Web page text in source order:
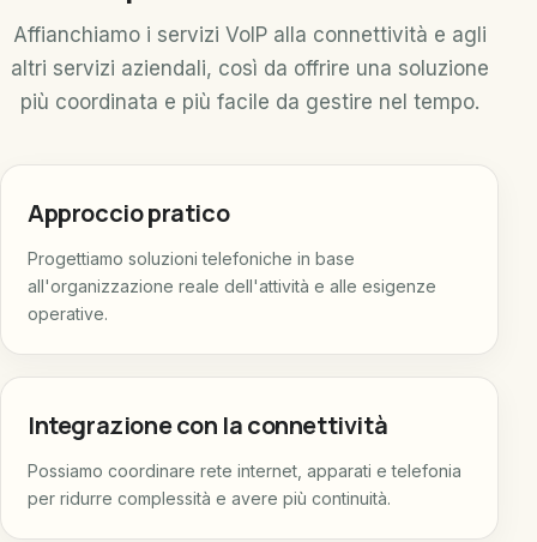
Affianchiamo i servizi VoIP alla connettività e agli
altri servizi aziendali, così da offrire una soluzione
più coordinata e più facile da gestire nel tempo.
Approccio pratico
Progettiamo soluzioni telefoniche in base
all'organizzazione reale dell'attività e alle esigenze
operative.
Integrazione con la connettività
Possiamo coordinare rete internet, apparati e telefonia
per ridurre complessità e avere più continuità.